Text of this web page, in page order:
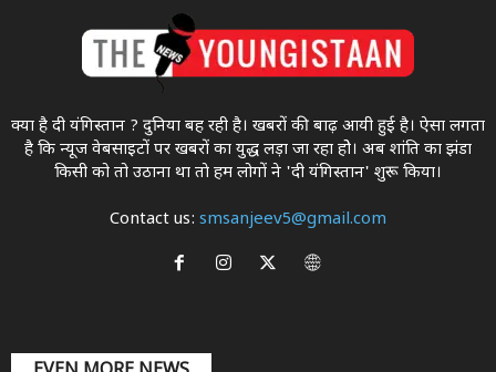
क्या है दी यंगिस्तान ? दुनिया बह रही है। खबरों की बाढ़ आयी हुई है। ऐसा लगता
है कि न्यूज वेबसाइटों पर खबरों का युद्ध लड़ा जा रहा होे। अब शांति का झंडा
किसी को तो उठाना था ताे हम लोगों ने 'दी यंगिस्तान' शुरू किया।
Contact us: smsanjeev5@gmail.com